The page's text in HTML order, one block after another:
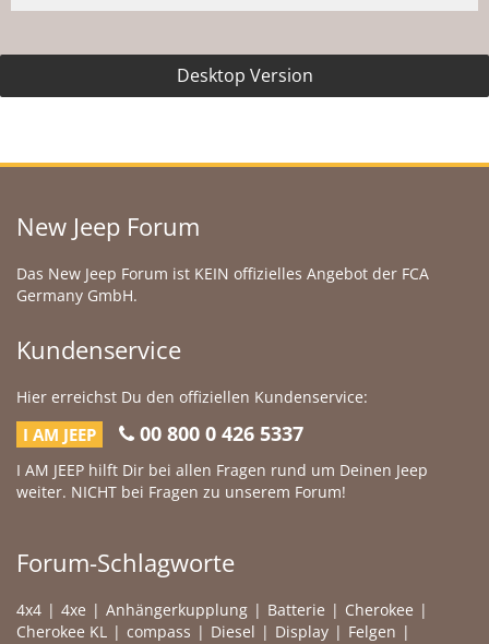
Desktop Version
New Jeep Forum
Das New Jeep Forum ist KEIN offizielles Angebot der FCA
Germany GmbH.
Kundenservice
Hier erreichst Du den offiziellen Kundenservice:
I AM JEEP 00 800 0 426 5337
I AM JEEP hilft Dir bei allen Fragen rund um Deinen Jeep
weiter. NICHT bei Fragen zu unserem Forum!
Forum-Schlagworte
4x4 4xe Anhängerkupplung Batterie
Cherokee
Cherokee KL
compass Diesel Display
Felgen